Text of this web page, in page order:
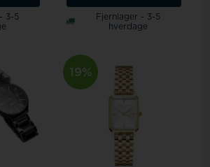
3-5
Fjernlager - 3-5
hverdage
19%